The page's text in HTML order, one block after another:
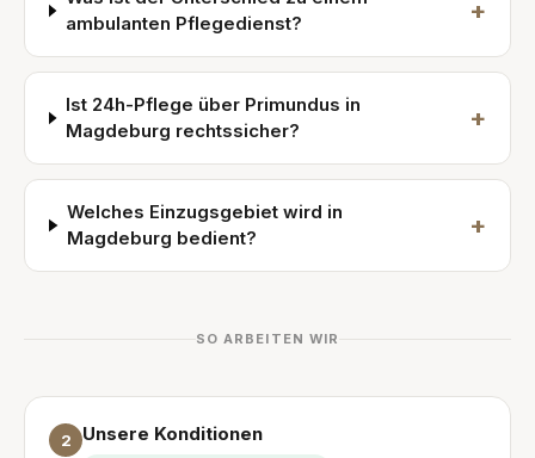
ambulanten Pflegedienst?
+
Ist 24h-Pflege über Primundus in
Magdeburg rechtssicher?
+
Welches Einzugsgebiet wird in
Magdeburg bedient?
+
SO ARBEITEN WIR
2 Unsere Konditionen